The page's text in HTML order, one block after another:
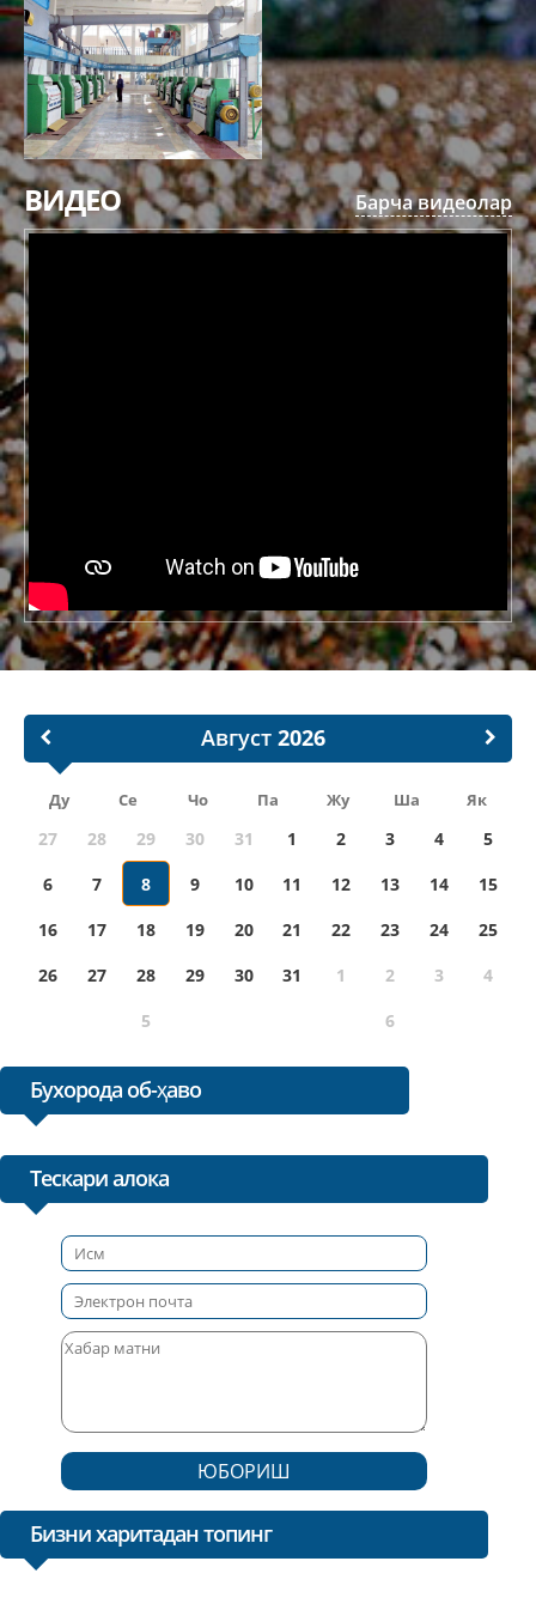
ВИДЕО Барча видеолар
Август
Ду Се Чо Па Жу Ша Як
27 28 29 30 31 1 2 3 4
5
6
7 8 9 10 11 12 13 14
15
16
17 18 19 20 21 22 23 24
25
26
27 28 29 30 31 1 2 3
4
5
6
Бухорода об-ҳаво
Тескари алока
ЮБОРИШ
Бизни харитадан топинг